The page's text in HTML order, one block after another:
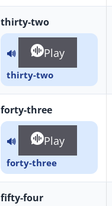
thirty-two
🔊 Play
thirty-two
forty-three
🔊 Play
forty-three
fifty-four